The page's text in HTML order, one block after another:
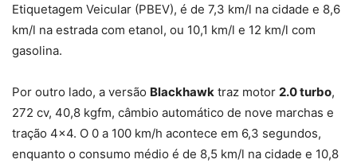
Etiquetagem Veicular (PBEV), é de 7,3 km/l na cidade e 8,6
km/l na estrada com etanol, ou 10,1 km/l e 12 km/l com
gasolina.
Por outro lado, a versão Blackhawk traz motor 2.0 turbo,
272 cv, 40,8 kgfm, câmbio automático de nove marchas e
tração 4×4. O 0 a 100 km/h acontece em 6,3 segundos,
enquanto o consumo médio é de 8,5 km/l na cidade e 10,8